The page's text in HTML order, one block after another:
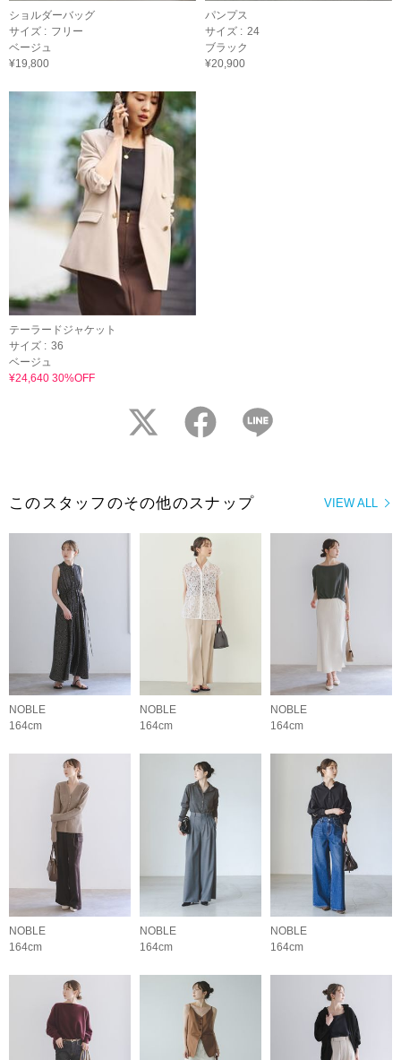
ショルダーバッグ
サイズ : フリー
ベージュ
¥19,800
パンプス
サイズ : 24
ブラック
¥20,900
テーラードジャケット
サイズ : 36
ベージュ
¥24,640 30%OFF
twitter facebook
VIEW ALL
このスタッフのその他のスナップ
NOBLE
164cm
NOBLE
164cm
NOBLE
164cm
NOBLE
164cm
NOBLE
164cm
NOBLE
164cm